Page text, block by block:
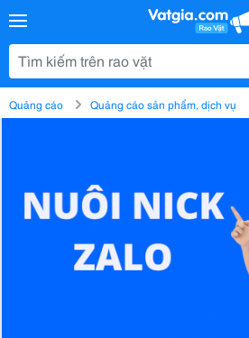
Quảng cáo Quảng cáo sản phẩm, dịch vụ